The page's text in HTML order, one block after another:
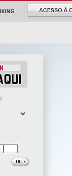
Ir para a
pesquisa
Ir para